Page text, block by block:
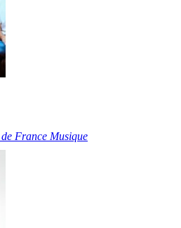
France Musique